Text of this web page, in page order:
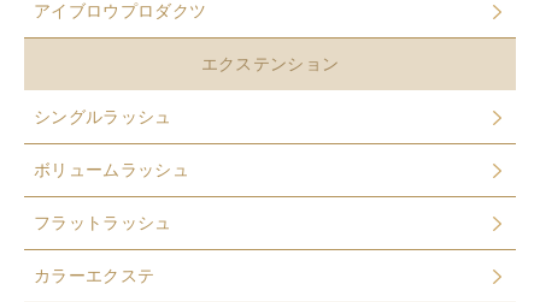
アイブロウプロダクツ
エクステンション
シングルラッシュ
ボリュームラッシュ
フラットラッシュ
カラーエクステ